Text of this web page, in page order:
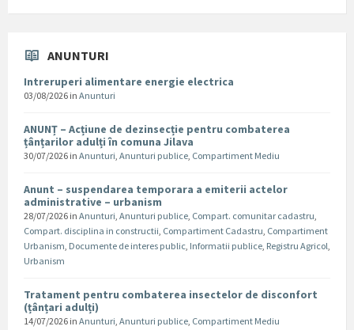
ANUNTURI
Intreruperi alimentare energie electrica
03/08/2026 in Anunturi
ANUNȚ – Acțiune de dezinsecție pentru combaterea
țânțarilor adulți în comuna Jilava
30/07/2026 in Anunturi, Anunturi publice, Compartiment Mediu
Anunt – suspendarea temporara a emiterii actelor
administrative – urbanism
28/07/2026 in Anunturi, Anunturi publice, Compart. comunitar cadastru,
Compart. disciplina in constructii, Compartiment Cadastru, Compartiment
Urbanism, Documente de interes public, Informatii publice, Registru Agricol,
Urbanism
Tratament pentru combaterea insectelor de disconfort
(țânțari adulți)
14/07/2026 in Anunturi, Anunturi publice, Compartiment Mediu